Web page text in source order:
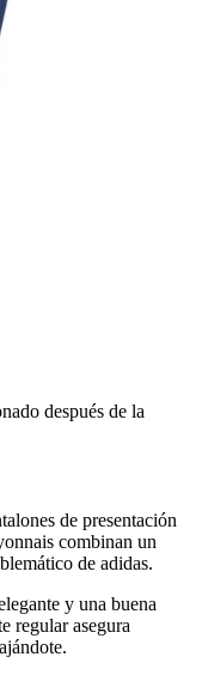
después de la
de presentación
combinan un
de adidas.
y una buena
regular asegura